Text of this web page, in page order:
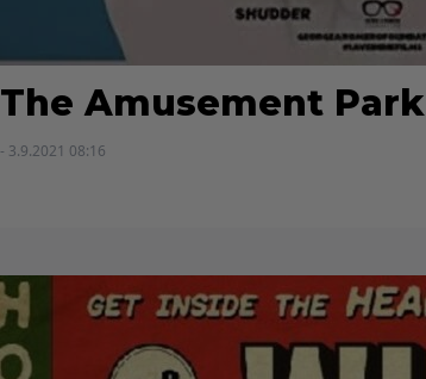
The Amusement Park
- 3.9.2021 08:16